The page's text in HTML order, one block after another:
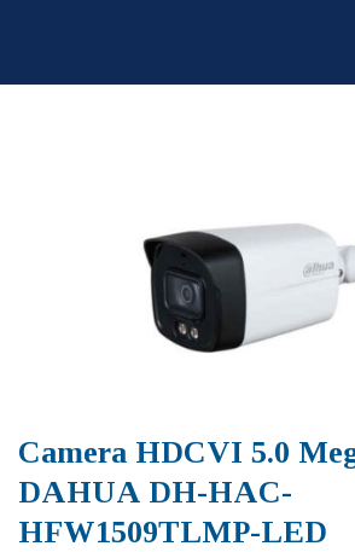
Camera HDCVI 5.0
DAHUA DH-HAC-
HFW1509TLMP-LED